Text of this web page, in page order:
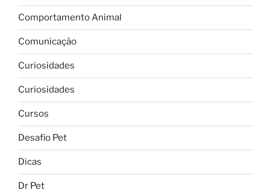
Comportamento Animal
Comunicação
Curiosidades
Curiosidades
Cursos
Desafio Pet
Dicas
Dr Pet